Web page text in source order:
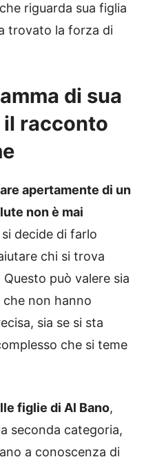
riguarda sua figlia
trovato la forza di
di sua
il racconto
apertamente di un
non è mai
decide di farlo
chi si trova
può valere sia
che non hanno
sia se si sta
che si teme
figlie di Al Bano,
seconda categoria,
a conoscenza di